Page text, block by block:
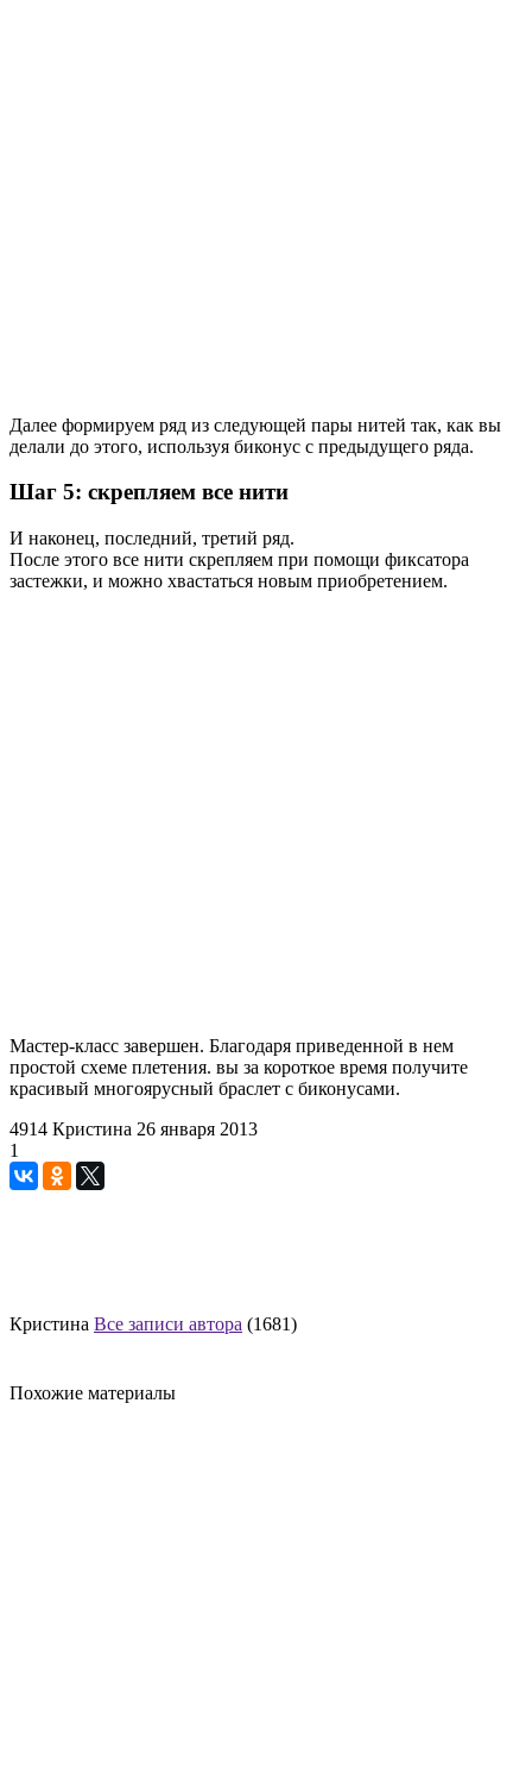
Далее формируем ряд из следующей пары нитей так, как вы
делали до этого, используя биконус с предыдущего ряда.
Шаг 5: скрепляем все нити
И наконец, последний, третий ряд.
После этого все нити скрепляем при помощи фиксатора
застежки, и можно хвастаться новым приобретением.
Мастер-класс завершен. Благодаря приведенной в нем
простой схеме плетения. вы за короткое время получите
красивый многоярусный браслет с биконусами.
4914 Кристина 26 января 2013
1
Кристина Все записи автора (1681)
Похожие материалы